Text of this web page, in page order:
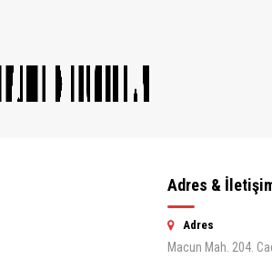
Adres &
Adres
Macun Mah. 204.